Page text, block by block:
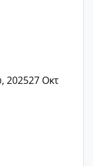
202527 Οκτ